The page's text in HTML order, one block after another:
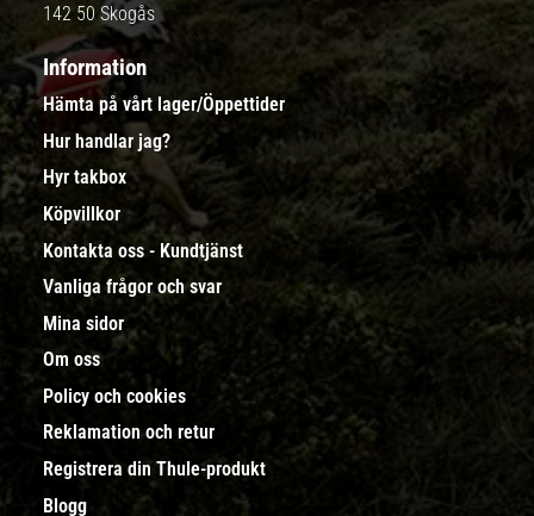
142 50 Skogås
Information
Hämta på vårt lager/Öppettider
Hur handlar jag?
Hyr takbox
Köpvillkor
Kontakta oss - Kundtjänst
Vanliga frågor och svar
Mina sidor
Om oss
Policy och cookies
Reklamation och retur
Registrera din Thule-produkt
Blogg